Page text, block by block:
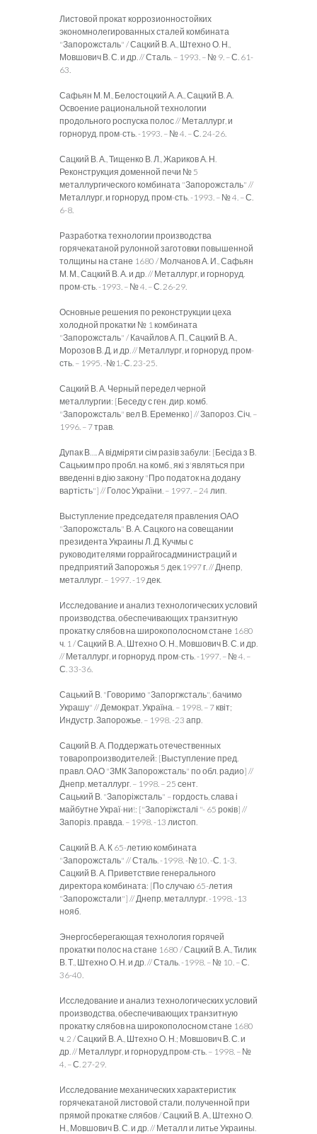
Листовой прокат коррозионностойких
экономнолегированных сталей комбината
"Запорожсталь" / Сацкий В. А., Штехно О. Н.,
Мовшович В. С. и др. // Сталь. – 1993. – № 9. – С. 61-
63.
Сафьян М. М., Белостоцкий А. А., Сацкий В. А.
Освоение рациональной технологии
продольного роспуска полос // Металлург, и
горноруд. пром-сть. -1993. – № 4. – С. 24-26.
Сацкий В. А., Тищенко В. Л., Жариков А. Н.
Реконструкция доменной печи № 5
металлургического комбината "Запорожсталь" //
Металлург, и горноруд. пром-сть. -1993. – № 4. – С.
6-8.
Разработка технологии производства
горячекатаной рулонной заготовки повышенной
толщины на стане 1680 / Молчанов А. И., Сафьян
М. М., Сацкий В. А. и др. // Металлург, и горноруд.
пром-сть. -1993. – № 4. – С. 26-29.
Основные решения по реконструкции цеха
холодной прокатки № 1 комбината
"Запорожсталь" / Качайлов А. П., Сацкий В. А.,
Морозов В. Д. и др. // Металлург, и горноруд. пром-
сть. – 1995. -№1.-С. 23-25.
Сацкий В. А. Черный передел черной
металлургии: [Беседу с ген. дир. комб.
"Запорожсталь" вел В. Еременко] // Запороз. Січ. –
1996. – 7 трав.
Дупак В…. А відміряти сім разів забули: [Бесіда з В.
Сацьким про пробл. на комб., які з'являться при
введенні в дію закону "Про податок на додану
вартість"] // Голос України. – 1997. – 24 лип.
Выступление председателя правления ОАО
"Запорожсталь" В. А. Сацкого на совещании
президента Украины Л. Д. Кучмы с
руководителями горрайгосадминистраций и
предприятий Запорожья 5 дек.1997 г. // Днепр,
металлург. – 1997. -19 дек.
Исследование и анализ технологических условий
производства, обеспечивающих транзитную
прокатку слябов на широкополосном стане 1680
ч. 1 / Сацкий В. А., Штехно О. Н., Мовшович В. С. и др.
// Металлург, и горноруд. пром-сть. -1997. – № 4. –
С. 33-36.
Сацький В. "Говоримо "Запоргжсталь", бачимо
Украшу" // Демократ. Україна. – 1998. – 7 квіт;
Индустр. Запорожье. – 1998. -23 апр.
Сацкий В. А. Поддержать отечественных
товаропроизводителей: [Выступление пред.
правл. ОАО "ЗМК Запорожсталь" по обл. радио] //
Днепр, металлург. – 1998. – 25 сент.
Сацький В. "Запоріжсталь" – гордость, слава і
майбутне Украї-ни!: ["Запоріжсталі "- 65 років] //
Запоріз. правда. – 1998. -13 листоп.
Сацкий В. А. К 65-летию комбината
"Запорожсталь" // Сталь. -1998. -№10. -С. 1-3.
Сацкий В. А. Приветствие генерального
директора комбината: [По случаю 65-летия
"Запорожстали"] // Днепр, металлург. -1998. -13
нояб.
Энергосберегающая технология горячей
прокатки полос на стане 1680 / Сацкий В. А., Тилик
В. Т., Штехно О. Н. и др. // Сталь. -1998. – № 10. – С.
36-40.
Исследование и анализ технологических условий
производства, обеспечивающих транзитную
прокатку слябов на широкополосном стане 1680
ч. 2 / Сацкий В. А., Штехно О. Н.; Мовшович В. С. и
др. // Металлург, и горноруд.пром-сть. – 1998. – №
4. – С. 27-29.
Исследование механических характеристик
горячекатаной листовой стали, полученной при
прямой прокатке слябов / Сацкий В. А., Штехно О.
Н., Мовшович В. С. и др. // Металл и литье Украины.